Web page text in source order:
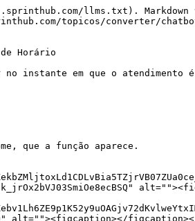
llms.txt). Markdown
topicos/converter/
Horário
instante em que o
que a função aparece.
alt=""><figcaption></